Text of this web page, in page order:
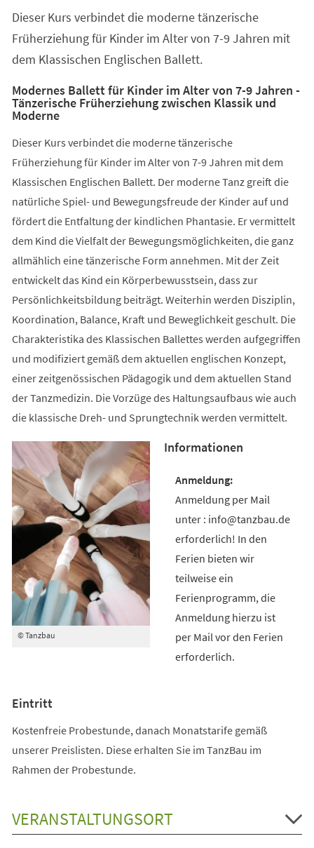
Dieser Kurs verbindet die moderne tänzerische
Früherziehung für Kinder im Alter von 7-9 Jahren mit
dem Klassischen Englischen Ballett.
Modernes Ballett für Kinder im Alter von 7-9 Jahren -
Tänzerische Früherziehung zwischen Klassik und
Moderne
Dieser Kurs verbindet die moderne tänzerische
Früherziehung für Kinder im Alter von 7-9 Jahren mit dem
Klassischen Englischen Ballett. Der moderne Tanz greift die
natürliche Spiel- und Bewegungsfreude der Kinder auf und
fördert die Entfaltung der kindlichen Phantasie. Er vermittelt
dem Kind die Vielfalt der Bewegungsmöglichkeiten, die ganz
allmählich eine tänzerische Form annehmen. Mit der Zeit
entwickelt das Kind ein Körperbewusstsein, dass zur
Persönlichkeitsbildung beiträgt. Weiterhin werden Disziplin,
Koordination, Balance, Kraft und Beweglichkeit geschult. Die
Charakteristika des Klassischen Ballettes werden aufgegriffen
und modifiziert gemäß dem aktuellen englischen Konzept,
einer zeitgenössischen Pädagogik und dem aktuellen Stand
der Tanzmedizin. Die Vorzüge des Haltungsaufbaus wie auch
die klassische Dreh- und Sprungtechnik werden vermittelt.
© Tanzbau
Informationen
Anmeldung per Mail
unter : info@tanzbau.de
erforderlich! In den
Ferien bieten wir
teilweise ein
Ferienprogramm, die
Anmeldung hierzu ist
per Mail vor den Ferien
erforderlich.
Eintritt
Kostenfreie Probestunde, danach Monatstarife gemäß
unserer Preislisten. Diese erhalten Sie im TanzBau im
Rahmen der Probestunde.
VERANSTALTUNGSORT